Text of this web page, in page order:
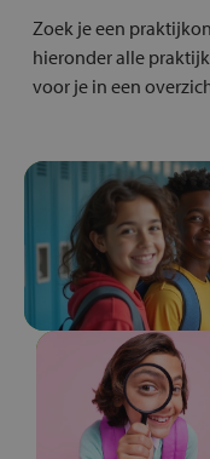
Zoek je een
hieronder alle
voor je in een